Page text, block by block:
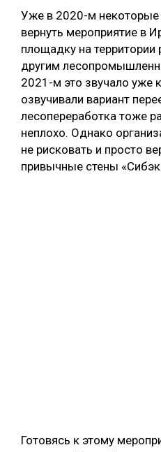
Уже в 2020-м некоторые
вернуть мероприятие в
площадку на территории
другим
2021-м это звучало уже
озвучивали вариант
лесопереработка тоже
неплохо. Однако
не рисковать и просто
привычные стены
Готовясь к этому